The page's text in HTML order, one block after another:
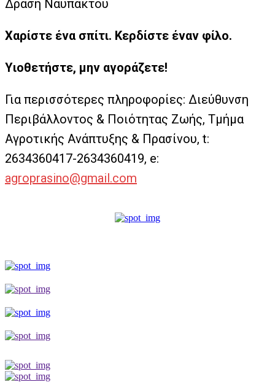
Δράση Ναυπάκτου
Χαρίστε ένα σπίτι. Κερδίστε έναν φίλο.
Υιοθετήστε, μην αγοράζετε!
Για περισσότερες πληροφορίες: Διεύθυνση
Περιβάλλοντος & Ποιότητας Ζωής, Τμήμα
Αγροτικής Ανάπτυξης & Πρασίνου, t:
2634360417-2634360419, e:
agroprasino@gmail.com